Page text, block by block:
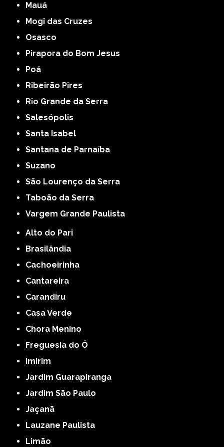
Mauá
Mogi das Cruzes
Osasco
Pirapora do Bom Jesus
Poá
Ribeirão Pires
Rio Grande da Serra
Salesópolis
Santa Isabel
Santana de Parnaíba
Suzano
São Lourenço da Serra
Taboão da Serra
Vargem Grande Paulista
Alto do Pari
Brasilândia
Cachoeirinha
Cantareira
Carandiru
Casa Verde
Chora Menino
Freguesia do Ó
Imirim
Jardim Guarapiranga
Jardim São Paulo
Jaçanã
Lauzane Paulista
Limão